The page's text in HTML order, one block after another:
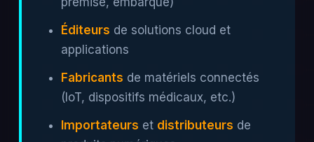
Éditeurs de solutions cloud et
applications
Fabricants de matériels connectés
(IoT, dispositifs médicaux, etc.)
Importateurs et distributeurs de